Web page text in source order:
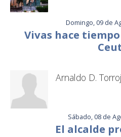
Domingo, 09 de
Vivas hace
Arnaldo D.
Sábado, 08 de
El alcalde